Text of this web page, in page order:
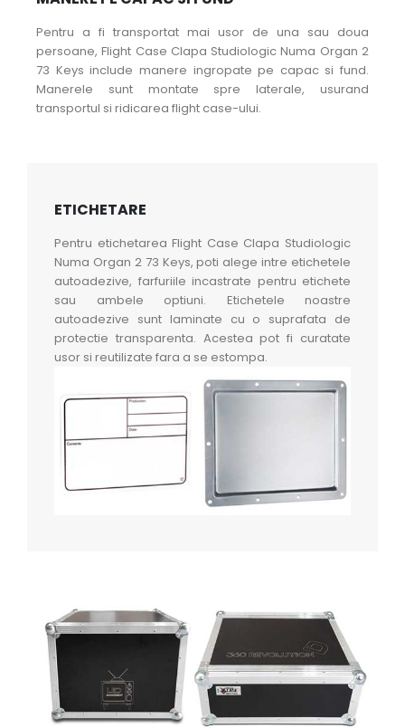
Pentru a fi transportat mai usor de una sau doua
persoane, Flight Case Clapa Studiologic Numa Organ 2
73 Keys include manere ingropate pe capac si fund.
Manerele sunt montate spre laterale, usurand
transportul si ridicarea flight case-ului.
ETICHETARE
Pentru etichetarea Flight Case Clapa Studiologic
Numa Organ 2 73 Keys, poti alege intre etichetele
autoadezive, farfuriile incastrate pentru etichete
sau ambele optiuni. Etichetele noastre
autoadezive sunt laminate cu o suprafata de
protectie transparenta. Acestea pot fi curatate
usor si reutilizate fara a se estompa.